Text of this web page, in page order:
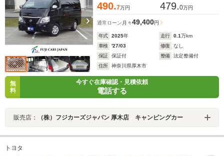
490.7万円 479.0万円
通常ローン 月々49,400円
年式 2025年 走行 0.1万km
車検
'27/03 修復
なし
保証
保証付 整備
法定整備付
住所
神奈川県厚木市
無
料
今すぐ在庫確認・見積依頼
電話する
販売店： （株）フジカーズジャパン 厚木店 キャンピングカー
トヨタ